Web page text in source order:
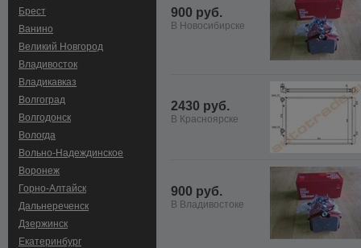
Брест
Ванино
Великий Новгород
Владивосток
Владикавказ
Волгоград
Волгодонск
Вологда
Вольно-Hадеждинское
Воронеж
Горно-Алтайск
Дальнереченск
Дзержинск
Екатеринбург
900 руб.
В Новосибирске
2430 руб.
В Красноярске
900 руб.
В Владивостоке